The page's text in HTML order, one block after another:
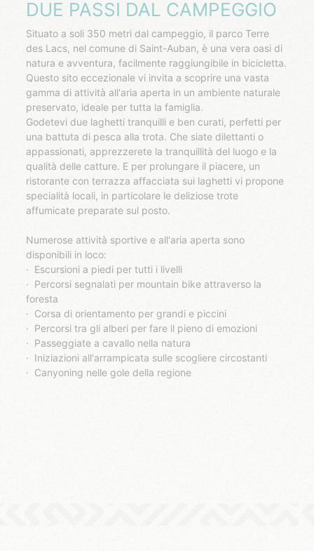
DUE PASSI DAL CAMPEGGIO
Situato a soli 350 metri dal campeggio, il parco Terre
des Lacs, nel comune di Saint-Auban, è una vera oasi di
natura e avventura, facilmente raggiungibile in bicicletta.
Questo sito eccezionale vi invita a scoprire una vasta
gamma di attività all'aria aperta in un ambiente naturale
preservato, ideale per tutta la famiglia.
Godetevi due laghetti tranquilli e ben curati, perfetti per
una battuta di pesca alla trota. Che siate dilettanti o
appassionati, apprezzerete la tranquillità del luogo e la
qualità delle catture. E per prolungare il piacere, un
ristorante con terrazza affacciata sui laghetti vi propone
specialità locali, in particolare le deliziose trote
affumicate preparate sul posto.
Numerose attività sportive e all'aria aperta sono
disponibili in loco:
· Escursioni a piedi per tutti i livelli
· Percorsi segnalati per mountain bike attraverso la
foresta
· Corsa di orientamento per grandi e piccini
· Percorsi tra gli alberi per fare il pieno di emozioni
· Passeggiate a cavallo nella natura
· Iniziazioni all'arrampicata sulle scogliere circostanti
· Canyoning nelle gole della regione